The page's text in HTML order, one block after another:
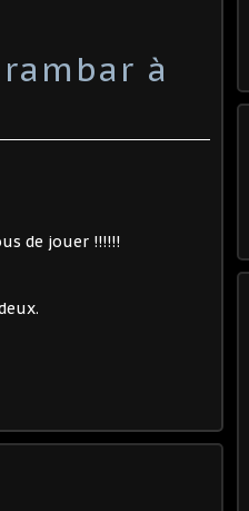
à
de jouer !!!!!!